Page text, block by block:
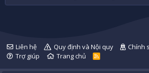
Liên hệ Quy định và Nội quy
Chính
Trợ giúp
Trang chủ
R
S